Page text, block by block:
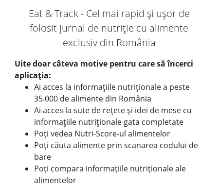
Eat & Track - Cel mai rapid și ușor de
folosit jurnal de nutriție cu alimente
exclusiv din România
Uite doar câteva motive pentru care să încerci
aplicația:
Ai acces la informațiile nutriționale a peste
35.000 de alimente din România
Ai acces la sute de rețete și idei de mese cu
informațiile nutriționale gata completate
Poți vedea Nutri-Score-ul alimentelor
Poți căuta alimente prin scanarea codului de
bare
Poți compara informațiile nutriționale ale
alimentelor